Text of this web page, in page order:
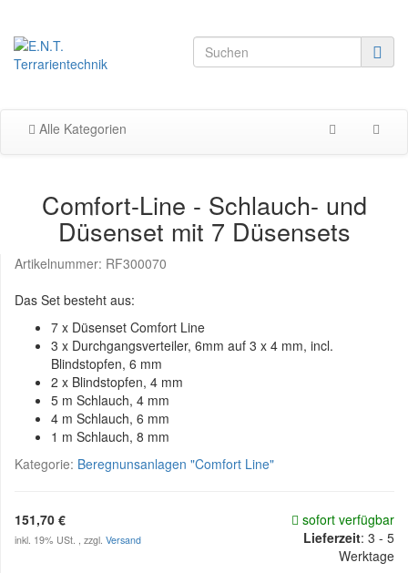
Alle Kategorien
Comfort-Line - Schlauch- und
Düsenset mit 7 Düsensets
Artikelnummer: RF300070
Das Set besteht aus:
7 x Düsenset Comfort Line
3 x Durchgangsverteiler, 6mm auf 3 x 4 mm, incl.
Blindstopfen, 6 mm
2 x Blindstopfen, 4 mm
5 m Schlauch, 4 mm
4 m Schlauch, 6 mm
1 m Schlauch, 8 mm
Kategorie: Beregnunsanlagen "Comfort Line"
151,70 €
inkl. 19% USt. , zzgl. Versand
sofort verfügbar
Lieferzeit: 3 - 5
Werktage